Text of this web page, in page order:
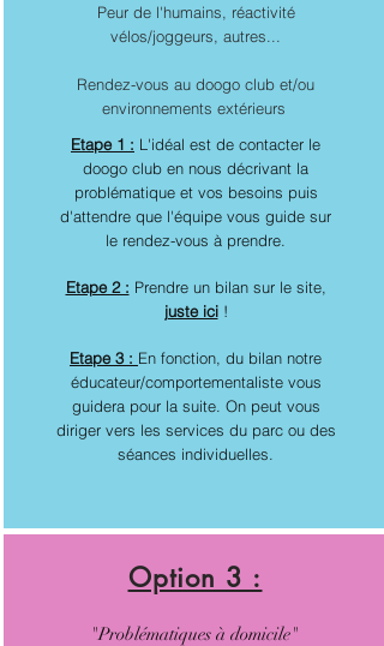
Peur de l'humains, réactivité
vélos/joggeurs, autres...
Rendez-vous au doogo club et/ou
environnements extérieurs
Etape 1 : L'idéal est de contacter le
doogo club en nous décrivant la
problématique et vos besoins puis
d'attendre que l'équipe vous guide sur
le rendez-vous à prendre.
Etape 2 : Prendre un bilan sur le site,
juste ici !
Etape 3 : En fonction, du bilan notre
éducateur/comportementaliste vous
guidera pour la suite. On peut vous
diriger vers les services du parc ou des
séances individuelles.
Option 3 :
"Problématiques à domicile"